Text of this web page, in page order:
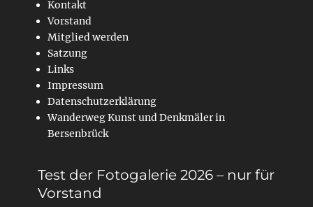
Kontakt
Vorstand
Mitglied werden
Satzung
Links
Impressum
Datenschutzerklärung
Wanderweg Kunst und Denkmäler in
Bersenbrück
Test der Fotogalerie 2026 – nur für
Vorstand